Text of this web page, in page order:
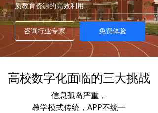
质教育资源的高效利用
免费体验
咨询行业专家
高校数字化面临的三大挑战
信息孤岛严重，
教学模式传统， APP不统一